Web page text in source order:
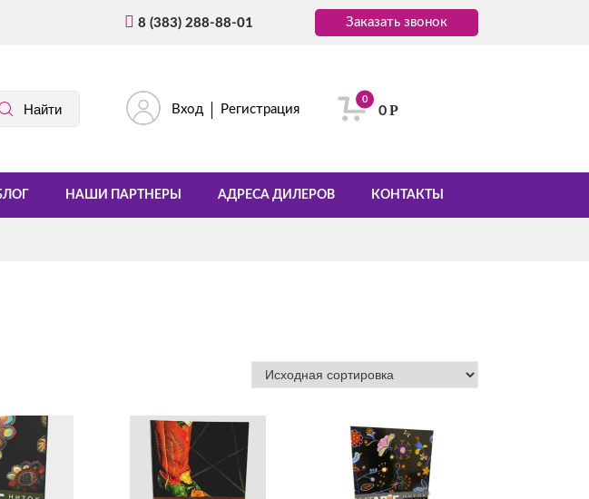
8 (383) 288-88-01 Заказать звонок
Вход Регистрация
0
0Р
НАШИ ПАРТНЕРЫ АДРЕСА ДИЛЕРОВ КОНТАКТЫ